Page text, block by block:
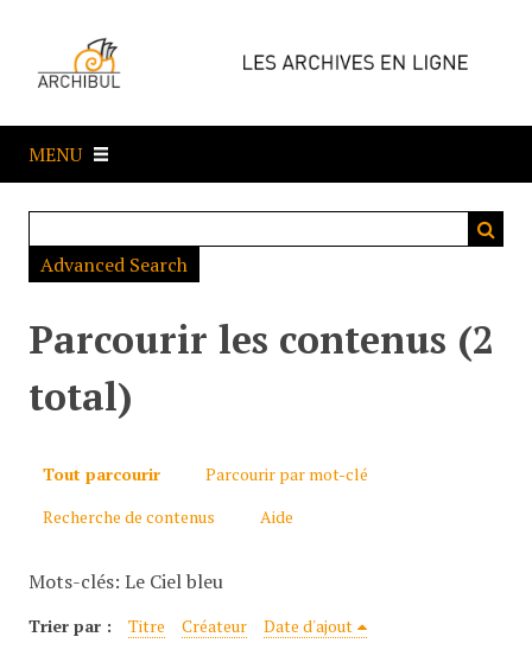
e
a
MENU
Advanced Search
Parcourir les contenus (2
total)
Tout parcourir
Parcourir par mot-clé
Recherche de contenus
Aide
Mots-clés: Le Ciel bleu
Trier par : Titre Créateur Date d'ajout